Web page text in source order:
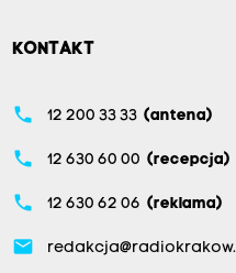
KONTAKT
phone 12 200 33 33 (antena)
phone 12 630 60 00 (recepcja)
phone 12 630 62 06 (reklama)
email